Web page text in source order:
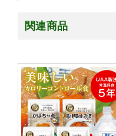
関連商品